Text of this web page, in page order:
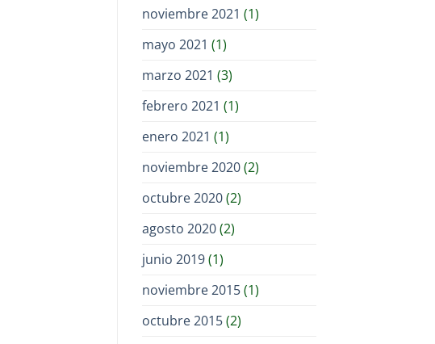
noviembre 2021 (1)
mayo 2021 (1)
marzo 2021 (3)
febrero 2021 (1)
enero 2021 (1)
noviembre 2020(2)
octubre 2020(2)
agosto 2020(2)
junio 2019(1)
noviembre 2015(1)
octubre 2015(2)